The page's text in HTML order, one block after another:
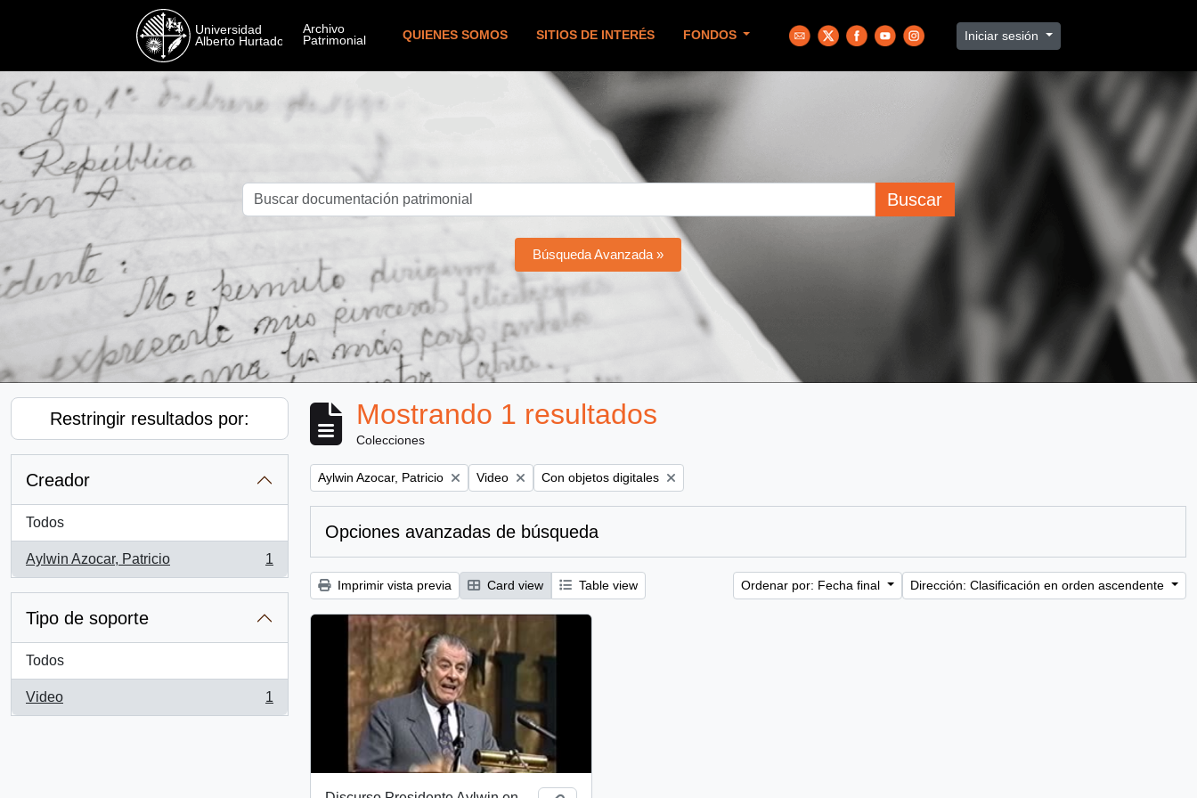
QUIENES SOMOS SITIOS DE INTERÉS FONDOS Iniciar sesión
Buscar
Búsqueda Avanzada »
Restringir resultados por:
Creador
Todos
Aylwin Azocar, Patricio
, 1 resultados
1
Tipo de soporte
Todos
Video
, 1 resultados
1
Mostrando 1 resultados
Colecciones
Remove filter:
Aylwin Azocar, Patricio Remove filter:
Video Remove filter:
Con objetos digitales
Opciones avanzadas de búsqueda
Imprimir vista previa Card view Table view Ordenar por: Fecha final Dirección: Clasificación en orden ascendente